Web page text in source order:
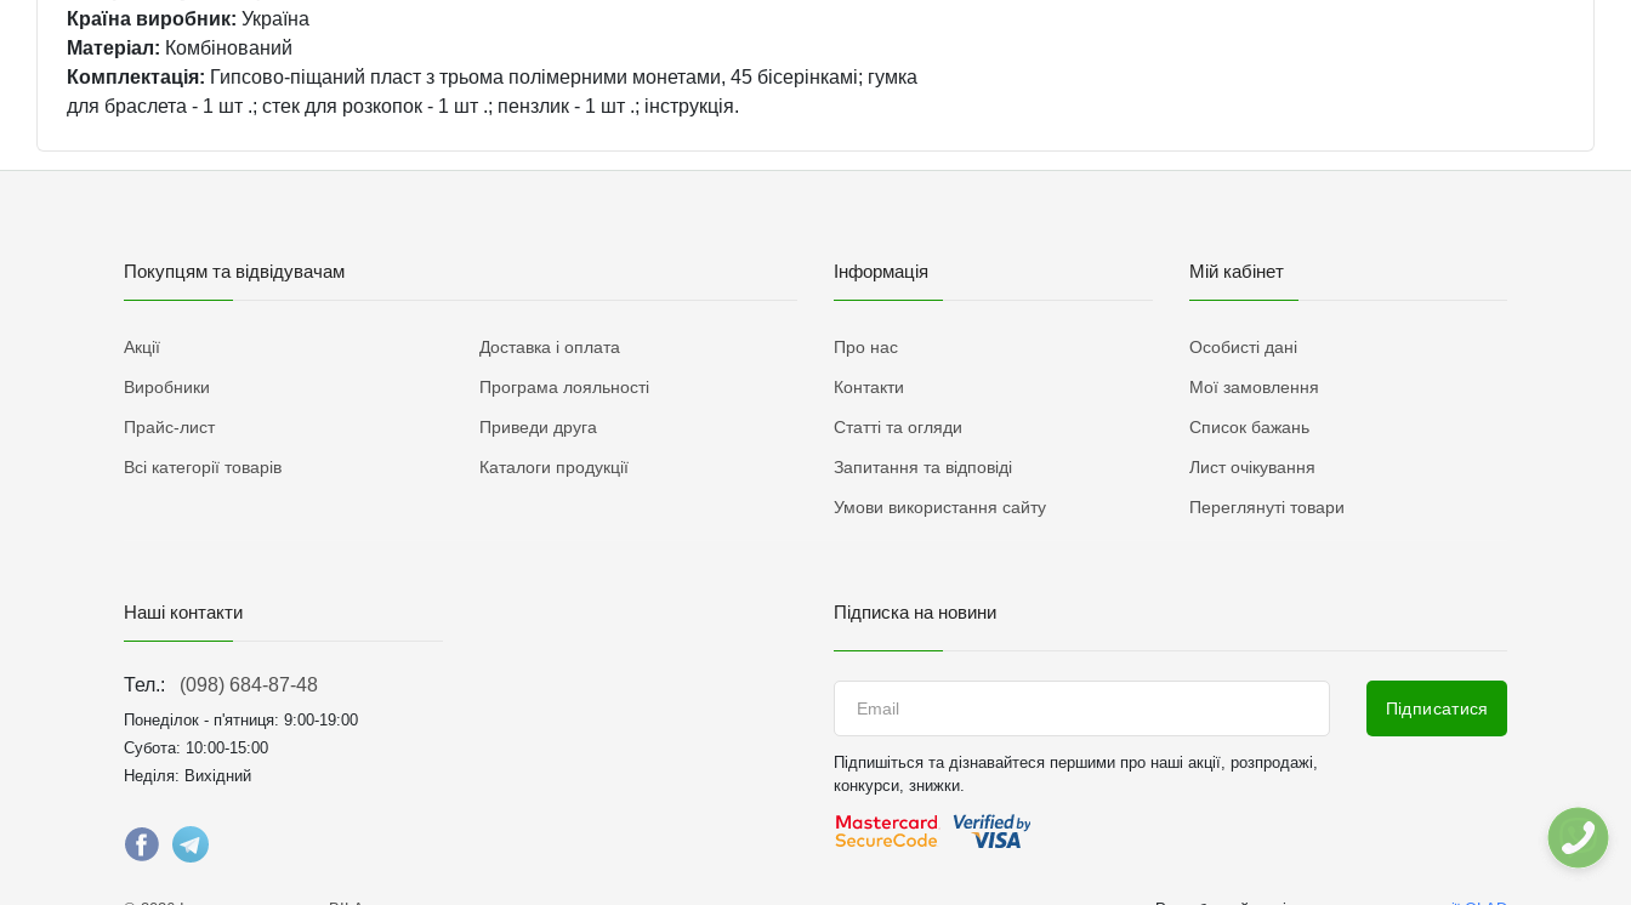
Країна виробник: Україна
Матеріал: Комбінований
Комплектація: Гипсово-піщаний пласт з трьома полімерними монетами, 45 бісерінкамі; гумка
для браслета - 1 шт .; стек для розкопок - 1 шт .; пензлик - 1 шт .; інструкція.
Покупцям та відвідувачам
Акції
Виробники
Прайс-лист
Всі категорії товарів
Доставка і оплата
Програма лояльності
Приведи друга
Каталоги продукції
Інформація
Про нас
Контакти
Статті та огляди
Запитання та відповіді
Умови використання сайту
Мій кабінет
Особисті дані
Мої замовлення
Список бажань
Лист очікування
Переглянуті товари
Наші контакти
Тел.: (098) 684-87-48
Понеділок - п'ятниця: 9:00-19:00
Субота: 10:00-15:00
Неділя: Вихідний
Підписка на новини
Підпишіться та дізнавайтеся першими про наші акції, розпродажі,
конкурси, знижки.
Підписатися